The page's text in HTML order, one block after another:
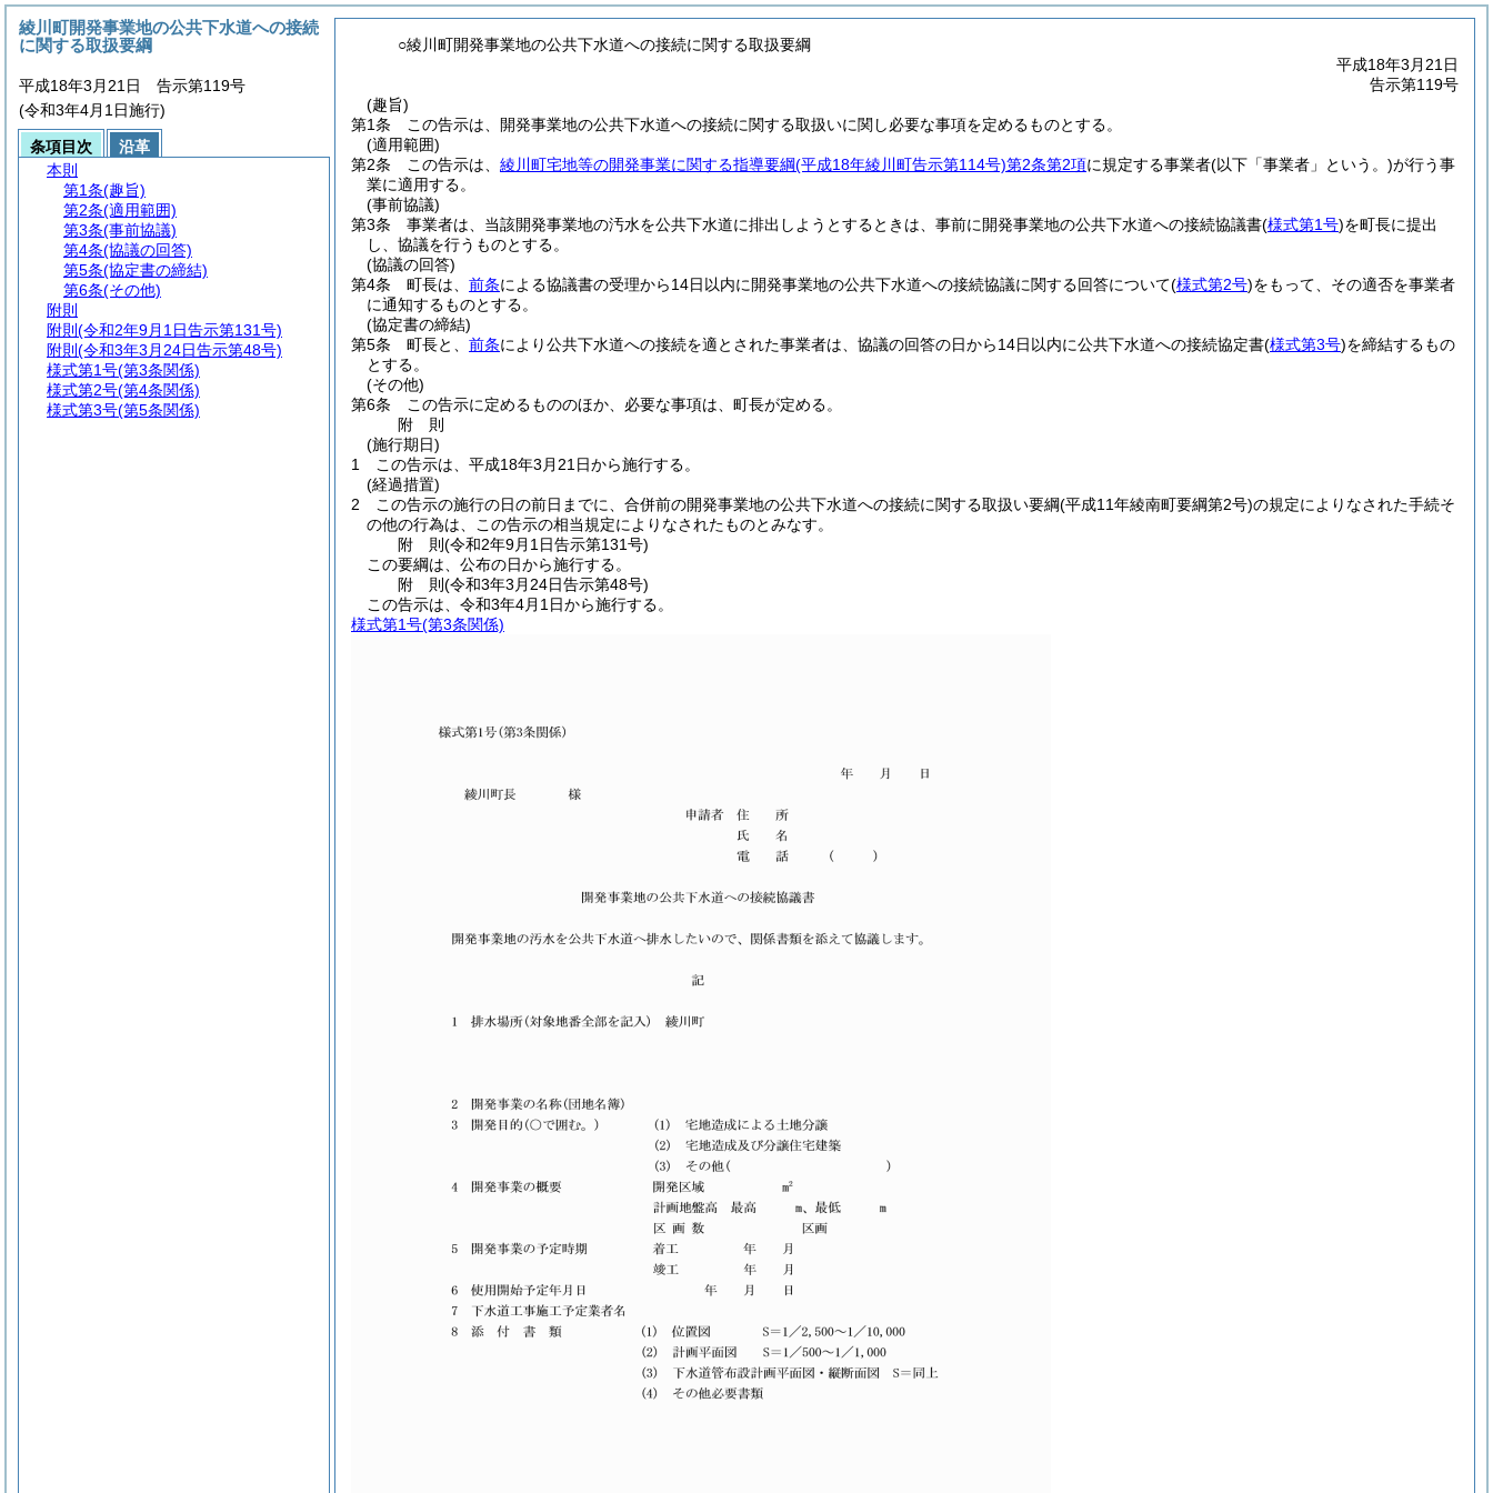
○綾川町開発事業地の公共下水道への接続に関する取扱要綱
平成18年3月21日
告示第119号
(趣旨)
第1条
この告示は、開発事業地の公共下水道への接続に関する取扱いに関し必要な事項を定めるものとする。
(適用範囲)
第2条
この告示は、 綾川町宅地等の開発事業に関する指導要綱(平成18年綾川町告示第114号)第2条第2項に規定する事業者(以下「事業者」という。)が行う事
業に適用する。
(事前協議)
第3条
事業者は、当該開発事業地の汚水を公共下水道に排出しようとするときは、事前に開発事業地の公共下水道への接続協議書(様式第1号)を町長に提出
し、協議を行うものとする。
(協議の回答)
第4条
町長は、 前条による協議書の受理から14日以内に開発事業地の公共下水道への接続協議に関する回答について(様式第2号)をもって、その適否を事業者
に通知するものとする。
(協定書の締結)
第5条
町長と、 前条により公共下水道への接続を適とされた事業者は、協議の回答の日から14日以内に公共下水道への接続協定書(様式第3号)を締結するもの
とする。
(その他)
第6条
この告示に定めるもののほか、必要な事項は、町長が定める。
附 則
(施行期日)
1
この告示は、平成18年3月21日から施行する。
(経過措置)
2
この告示の施行の日の前日までに、合併前の開発事業地の公共下水道への接続に関する取扱い要綱(平成11年綾南町要綱第2号)の規定によりなされた手続そ
の他の行為は、この告示の相当規定によりなされたものとみなす。
附 則(令和2年9月1日告示第131号)
この要綱は、公布の日から施行する。
附 則(令和3年3月24日告示第48号)
この告示は、令和3年4月1日から施行する。
様式第1号(第3条関係)
綾川町開発事業地の公共下水道への接続
に関する取扱要綱
平成18年3月21日 告示第119号
(令和3年4月1日施行)
条項目次
沿革
本則
第1条(趣旨)
第2条(適用範囲)
第3条(事前協議)
第4条(協議の回答)
第5条(協定書の締結)
第6条(その他)
附則
附則 (令和2年9月1日告示第131号)
附則 (令和3年3月24日告示第48号)
様式第1号(第3条関係)
様式第2号(第4条関係)
様式第3号(第5条関係)